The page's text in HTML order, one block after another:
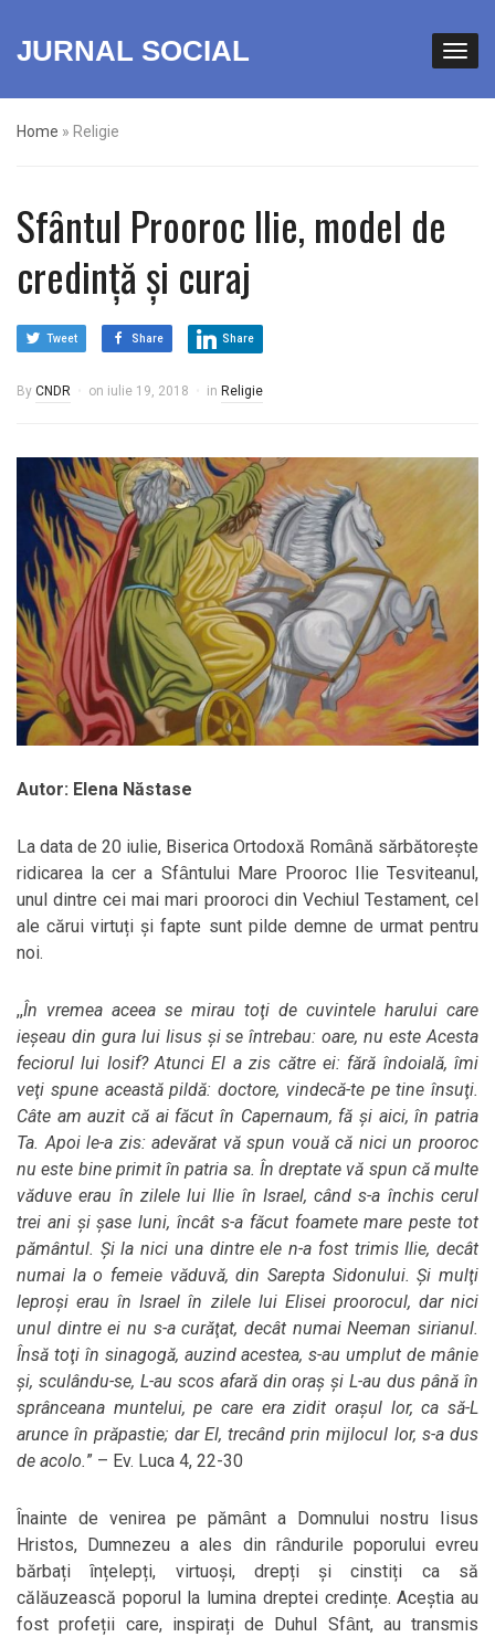
JURNAL SOCIAL
Home » Religie
Sfȃntul Prooroc Ilie, model de
credință și curaj
Tweet Share Share
By CNDR on iulie 19, 2018 in Religie
Autor: Elena Năstase
La data de 20 iulie, Biserica Ortodoxă Romȃnă sărbătorește
ridicarea la cer a Sfȃntului Mare Prooroc Ilie Tesviteanul,
unul dintre cei mai mari prooroci din Vechiul Testament, cel
ale cărui virtuți și fapte sunt pilde demne de urmat pentru
noi.
,,În vremea aceea se mirau toţi de cuvintele harului care
ieşeau din gura lui Iisus şi se întrebau: oare, nu este Acesta
feciorul lui Iosif? Atunci El a zis către ei: fără îndoială, îmi
veţi spune această pildă: doctore, vindecă-te pe tine însuţi.
Câte am auzit că ai făcut în Capernaum, fă şi aici, în patria
Ta. Apoi le-a zis: adevărat vă spun vouă că nici un prooroc
nu este bine primit în patria sa. În dreptate vă spun că multe
văduve erau în zilele lui Ilie în Israel, când s-a închis cerul
trei ani şi şase luni, încât s-a făcut foamete mare peste tot
pământul. Şi la nici una dintre ele n-a fost trimis Ilie, decât
numai la o femeie văduvă, din Sarepta Sidonului. Şi mulţi
leproşi erau în Israel în zilele lui Elisei proorocul, dar nici
unul dintre ei nu s-a curăţat, decât numai Neeman sirianul.
Însă toţi în sinagogă, auzind acestea, s-au umplut de mânie
şi, sculându-se, L-au scos afară din oraş şi L-au dus până în
sprânceana muntelui, pe care era zidit oraşul lor, ca să-L
arunce în prăpastie; dar El, trecând prin mijlocul lor, s-a dus
de acolo.” – Ev. Luca 4, 22-30
Ȋnainte de venirea pe pămȃnt a Domnului nostru Iisus
Hristos, Dumnezeu a ales din rȃndurile poporului evreu
bărbați ȋnțelepți, virtuoși, drepți și cinstiți ca să
călăuzească poporul la lumina dreptei credințe. Aceștia au
fost profeții care, inspirați de Duhul Sfȃnt, au transmis